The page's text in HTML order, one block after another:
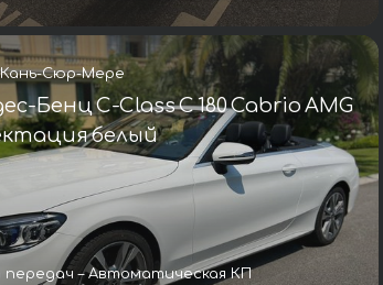
Сюр-Мере
Бенц C-Class C 180 Cabrio AMG
белый
передач – Автоматическая КП